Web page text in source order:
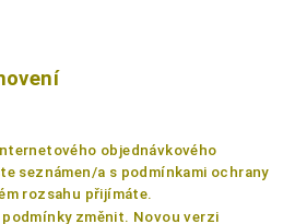
objednávkového
seznámen/a s podmínkami ochrany
rozsahu přijímáte.
změnit. Novou verzi